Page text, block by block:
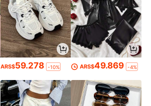
ARS$59.278 -10% ARS$49.869 -4%